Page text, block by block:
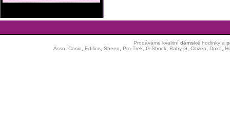
Prodáváme kvalitní dámské hodinkya
Asso
Casio Edifice Sheen Pro-Trek, G-Shock, Baby-G Citizen Doxa